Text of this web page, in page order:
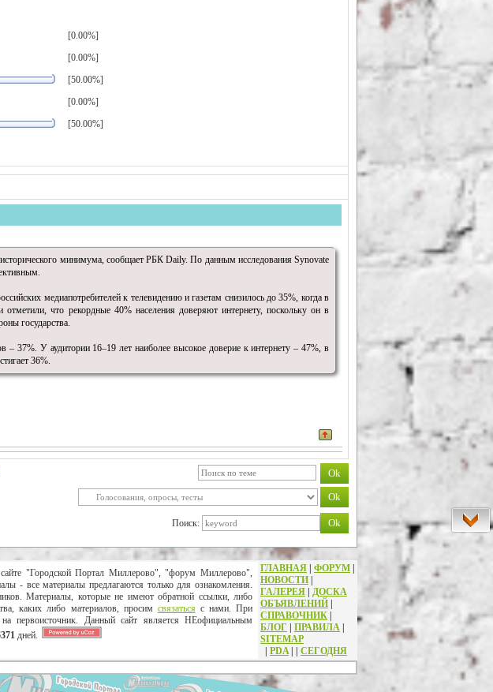
[0.00%]
[0.00%]
[50.00%]
[0.00%]
[50.00%]
минимума, сообщает РБК Daily. По данным исследования Synovate
медиапотребителей к телевидению и газетам снизилось до 35%, когда в
что рекордные 40% населения доверяют интернету, поскольку он в
государства.
– 37%. У аудитории 16–19 лет наиболее высокое доверие к интернету – 47%, в
36%.
Поиск:
"Городской Портал Миллерово", "форум Миллерово",
- все материалы предлагаются только для ознакомления.
Материалы, которые не имеют обратной ссылки, либо
каких либо материалов, просим связатьсяс нами. При
первоисточник. Данный сайт является НЕофициальным
дней.
ГЛАВНАЯ ФОРУМ
НОВОСТИ
ГАЛЕРЕЯ
ДОСКА
ОБЪЯВЛЕНИЙ
СПРАВОЧНИК
БЛОГ
ПРАВИЛА
SITEMAP
PDA| СЕГОДНЯ